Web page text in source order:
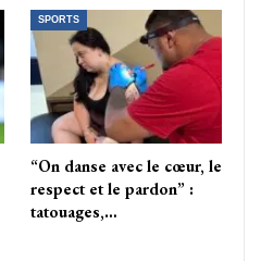
SPORTS
“On danse avec le cœur, le
respect et le pardon” :
tatouages,…